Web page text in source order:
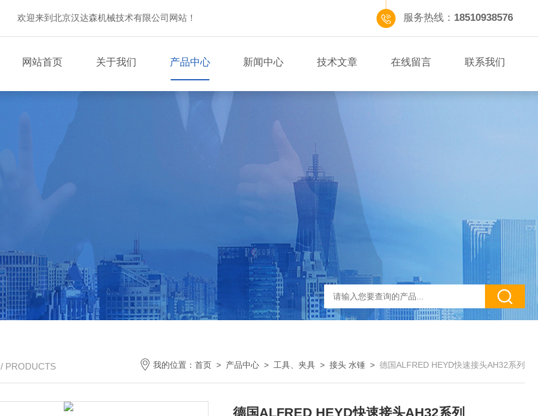
欢迎来到北京汉达森机械技术有限公司网站！ 服务热线： 18510938576
网站首页 关于我们 产品中心 新闻中心 技术文章 在线留言 联系我们
/ PRODUCTS 我的位置： 首页 > 产品中心 > 工具、夹具 > 接头 水锤 > 德国ALFRED HEYD快速接头AH32系列
德国ALFRED HEYD快速接头AH32系列